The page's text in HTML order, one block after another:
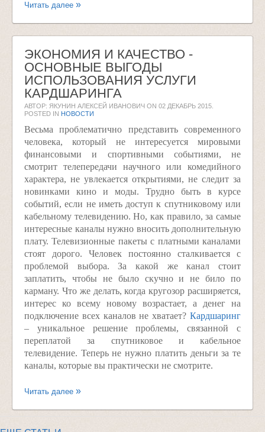
Читать далее
ЭКОНОМИЯ И КАЧЕСТВО -
ОСНОВНЫЕ ВЫГОДЫ
ИСПОЛЬЗОВАНИЯ УСЛУГИ
КАРДШАРИНГА
АВТОР: ЯКУНИН АЛЕКСЕЙ ИВАНОВИЧ ON 02 ДЕКАБРЬ 2015
POSTED IN НОВОСТИ
Весьма проблематично представить современного
человека, который не интересуется мировыми
финансовыми и спортивными событиями, не
смотрит телепередачи научного или комедийного
характера, не увлекается открытиями, не следит за
новинками кино и моды. Трудно быть в курсе
событий, если не иметь доступ к спутниковому или
кабельному телевидению. Но, как правило, за самые
интересные каналы нужно вносить дополнительную
плату. Телевизионные пакеты с платными каналами
стоят дорого. Человек постоянно сталкивается с
проблемой выбора. За какой же канал стоит
заплатить, чтобы не было скучно и не било по
карману. Что же делать, когда кругозор расширяется,
интерес ко всему новому возрастает, а денег на
подключение всех каналов не хватает? Кардшаринг
– уникальное решение проблемы, связанной с
переплатой за спутниковое и кабельное
телевидение. Теперь не нужно платить деньги за те
каналы, которые вы практически не смотрите.
Читать далее